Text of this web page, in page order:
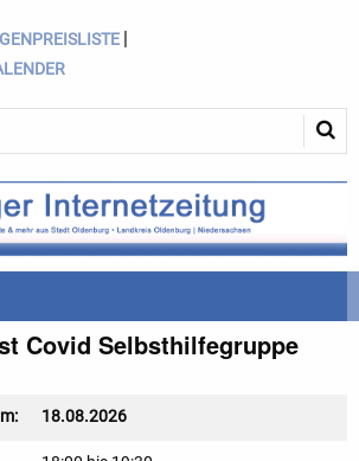
|
Covid Selbsthilfegruppe
18.08.2026